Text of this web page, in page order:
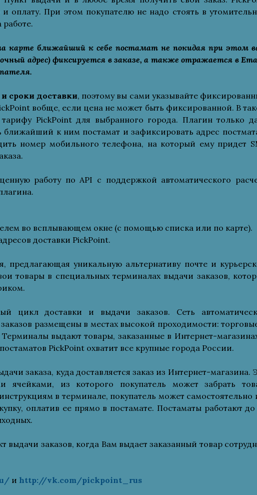
оплату. При этом покупателю не надо стоять в
карте ближайший к себе постамат не покидая при этом
адрес) фиксируется в заказе, а также отражается в
сроки доставки, поэтому вы сами указывайте
вобще, если цена не может быть фиксированной. В
PickPoint для выбранного города. Плагин только
к ним постамат и зафиксировать адрес
номер мобильного телефона, на который ему придет
работу по API с поддержкой автоматического
во всплывающем окне (с помощью списка или по карте).
доставки PickPoint.
предлагающая уникальную альтернативу почте и
товары в специальных терминалах выдачи заказов,
цикл доставки и выдачи заказов. Сеть
размещены в местах высокой проходимости:
выдают товары, заказанные в Интернет-
PickPoint охватит все крупные города России.
заказа, куда доставляется заказ из Интернет-магазина.
из которого покупатель может забрать
в терминале, покупатель может самостоятельно
оплатив ее прямо в постамате. Постаматы работают до
выдачи заказов, когда Вам выдает заказанный товар
и http://vk.com/pickpoint_rus